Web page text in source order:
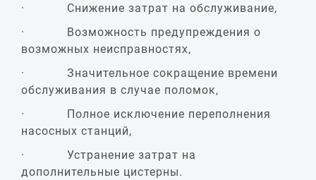
· Снижение затрат на обслуживание,
· Возможность предупреждения о
возможных неисправностях,
· Значительное сокращение времени
обслуживания в случае поломок,
· Полное исключение переполнения
насосных станций,
· Устранение затрат на
дополнительные цистерны.